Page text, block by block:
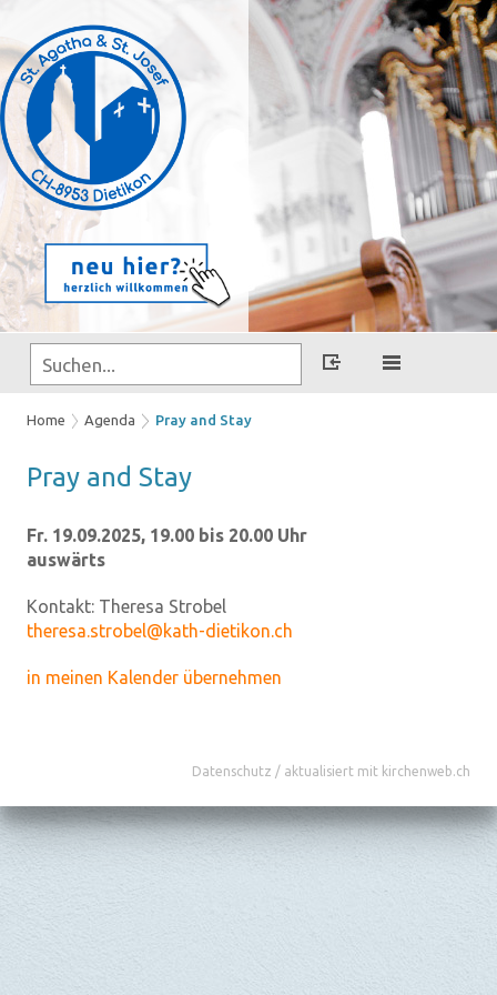
Home Agenda Pray and Stay
Pray and Stay
Fr. 19.09.2025, 19.00 bis 20.00 Uhr
auswärts
Kontakt: Theresa Strobel
theresa.strobel@kath-dietikon.ch
in meinen Kalender übernehmen
Datenschutz / aktualisiert mit kirchenweb.ch